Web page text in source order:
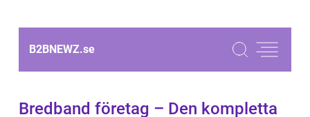
B2BNEWZ.se
Bredband företag – Den kompletta